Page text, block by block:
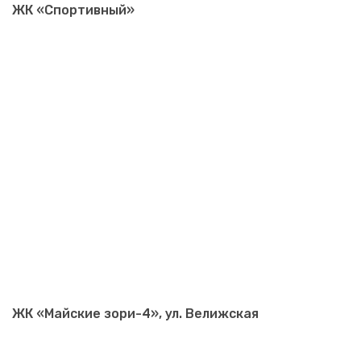
ЖК «Спортивный»
ЖК «Майские зори-4», ул. Велижская